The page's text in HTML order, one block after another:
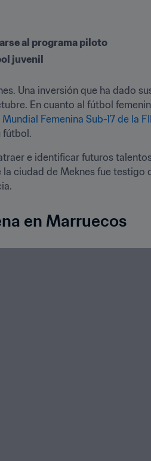
al programa piloto
juvenil
En cuanto al fútbol
Femenina Sub-17 de la
fútbol.
e identificar futuros
ciudad de Meknes fue testigo
en Marruecos